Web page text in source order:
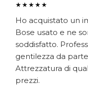
★★★★★
Ho acquistato un
Bose usato e ne
soddisfatto.
gentilezza da
Attrezzatura di
prezzi.